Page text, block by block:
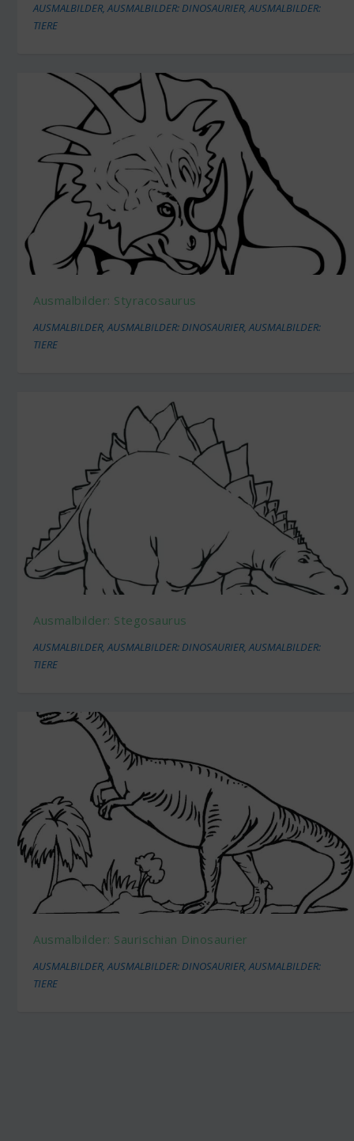
AUSMALBILDER,AUSMALBILDER: DINOSAURIER,AUSMALBILDER:
TIERE
Ausmalbilder: Styracosaurus
AUSMALBILDER,AUSMALBILDER: DINOSAURIER,AUSMALBILDER:
TIERE
Ausmalbilder: Stegosaurus
AUSMALBILDER ,AUSMALBILDER: DINOSAURIER ,AUSMALBILDER:
TIERE
Ausmalbilder: Saurischian Dinosaurier
AUSMALBILDER,AUSMALBILDER: DINOSAURIER,AUSMALBILDER:
TIERE